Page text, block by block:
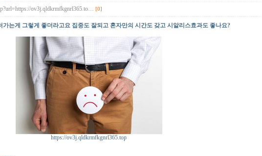
ov3j.qldkrmfkgnrl365.to… [0]
가는게 그렇게 좋더라고요 집중도 잘되고 혼자만의 시간도 갖고 시알리스효과도 좋나요?
https://ov3j.qldkrmfkgnrl365.top